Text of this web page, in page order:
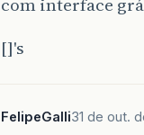
com interface
[]'s
FelipeGalli31 de out.